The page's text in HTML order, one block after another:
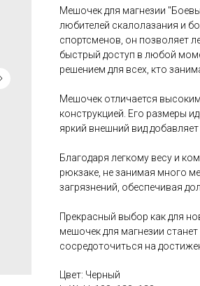
Мешочек для магнезии
любителей скалолазания и
спортсменов, он позволяет
быстрый доступ в любой
решением для всех, кто
Мешочек отличается
конструкцией. Его размеры
яркий внешний вид
Благодаря легкому весу и
рюкзаке, не занимая много
загрязнений, обеспечивая
Прекрасный выбор как для
мешочек для магнезии
сосредоточиться на
Цвет: Черный